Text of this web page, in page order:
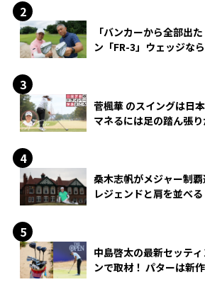
「バンカーから全部出
ン「FR-3」ウェッジな
菅楓華 のスイングは日
マネるには足の踏ん張
桑木志帆がメジャー制
レジェンドと肩を並べる
中島啓太の最新セッテ
ンで取材！ パターは新